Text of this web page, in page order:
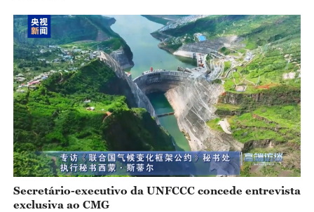
Secretário-executivo da UNFCCC concede entrevista
exclusiva ao CMG